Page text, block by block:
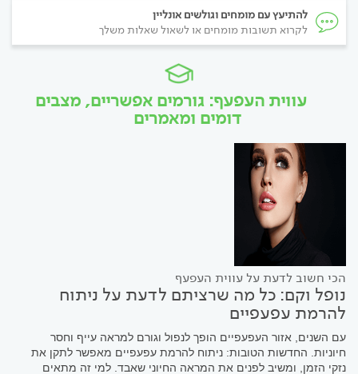
להתיעץ עם מומחים וגולשים אונליין
לקרוא תשובות מומחים או לשאול שאלות משלך
עווית העפעף: גורמים אפשריים, מצבים
דומים ומאמרים
הכי חשוב לדעת על עווית העפעף
נופל וקם: כל מה שרציתם לדעת על ניתוח
להרמת עפעפיים
עם השנים, אזור העפעפיים הופך לנפול וגורם למראה עייף וחסר
חיוניות. החדשות הטובות: ניתוח להרמת עפעפיים מאפשר לתקן את
נזקי הזמן, ומשיב לפנים את המראה החיוני שאבד. למי זה מתאים